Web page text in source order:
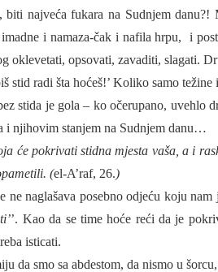
biti najvećafukara na Sudnjem
i namaza-čak i nafila hrpu,
i
oklevetati, opsovati, zavaditi, slagati.
stid radi šta hoćeš!’ Koliko samo težine
stida je gola – ko očerupano, uvehlo
i njihovim stanjem na Sudnjem danu…
će pokrivati stidna mjesta vaša, a i
(el-A’raf, 26.)
ne naglašava posebnoodjeću koju nam
’’. Kao da se time hoće reći da je
isticati.
da smo sa abdestom, da nismo u